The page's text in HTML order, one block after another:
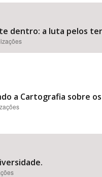
dentro: a luta pelos
a Cartografia sobre